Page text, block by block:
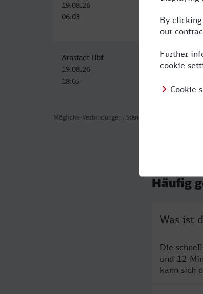
Mögliche Verbindungen, Stand: 2026-08-05 05:07
19.08.26
06:03
19.08.26
07:20
Arnstadt Hbf
19.08.26
18:05
Naumburg
19.08.26
Häufig
Was ist
Die
und 12
kann sich